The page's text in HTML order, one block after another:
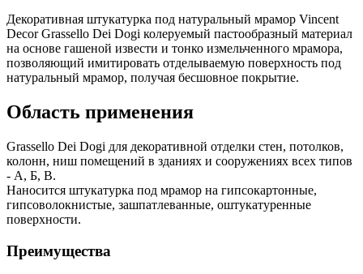
Декоративная штукатурка под натуральный мрамор Vincent
Decor Grassello Dei Dogi колеруемый пастообразный материал
на основе гашеной извести и тонко измельченного мрамора,
позволяющий имитировать отделываемую поверхность под
натуральный мрамор, получая бесшовное покрытие.
Область применения
Grassello Dei Dogi для декоративной отделки стен, потолков,
колонн, ниш помещений в зданиях и сооружениях всех типов
- А, Б, В.
Наносится штукатурка под мрамор на гипсокартонные,
гипсоволокнистые, зашпатлеванные, оштукатуренные
поверхности.
Преимущества